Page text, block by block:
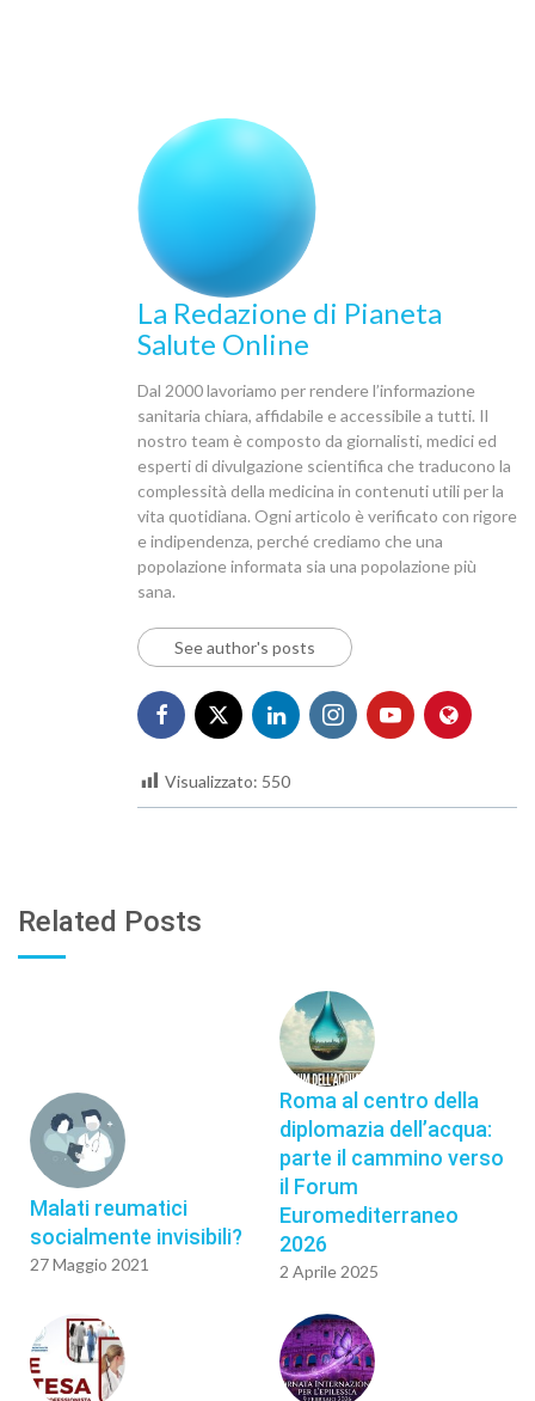
La Redazione di Pianeta
Salute Online
Dal 2000 lavoriamo per rendere l’informazione
sanitaria chiara, affidabile e accessibile a tutti. Il
nostro team è composto da giornalisti, medici ed
esperti di divulgazione scientifica che traducono la
complessità della medicina in contenuti utili per la
vita quotidiana. Ogni articolo è verificato con rigore
e indipendenza, perché crediamo che una
popolazione informata sia una popolazione più
sana.
See author's posts
Visualizzato: 550
Related Posts
Malati reumatici
socialmente invisibili?
27 Maggio 2021
Roma al centro della
diplomazia dell’acqua:
parte il cammino verso
il Forum
Euromediterraneo
2026
2 Aprile 2025